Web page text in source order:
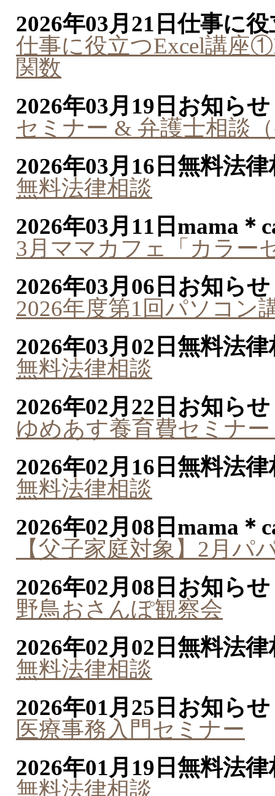
2026年03月21日仕事に
仕事に役立つExcel講座
関数
2026年03月19日 お知らせ
セミナー & 弁護士相談
2026年03月16日 無料法律
無料法律相談
2026年03月11日 mama＊
3月ママカフェ「カラー
2026年03月06日 お知らせ
2026年度第1回パソコン
2026年03月02日 無料法律
無料法律相談
2026年02月22日 お知らせ
ゆめあす養育費セミナ
2026年02月16日 無料法律
無料法律相談
2026年02月08日 mama＊
【父子家庭対象】2月パ
2026年02月08日 お知らせ
野鳥おさんぽ観察会
2026年02月02日 無料法律
無料法律相談
2026年01月25日 お知らせ
医療事務入門セミナー
2026年01月19日 無料法律
無料法律相談